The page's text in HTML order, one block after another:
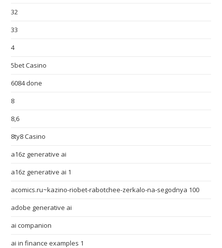
32
33
4
5bet Casino
6084 done
8
8,6
8ty8 Casino
a16z generative ai
a16z generative ai 1
acomics.ru~kazino-riobet-rabotchee-zerkalo-na-segodnya 100
adobe generative ai
ai companion
ai in finance examples 1